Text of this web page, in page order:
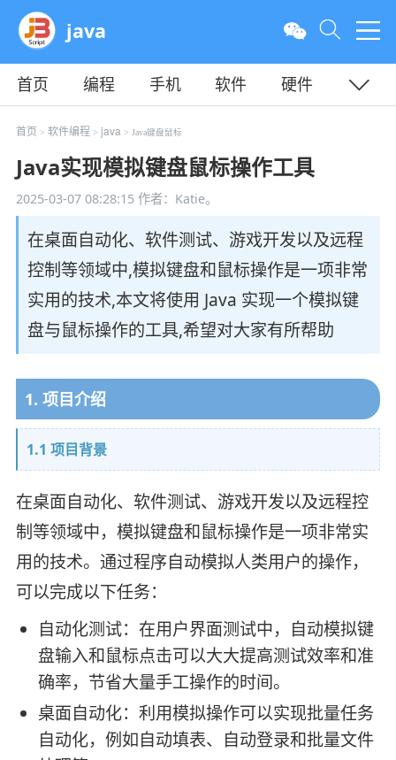
java
首页 编程 手机 软件
硬件
教程
平面 服务器
首页 > 软件编程 > java> Java键盘鼠标
Java实现模拟键盘鼠标操作工具
2025-03-07 08:28:15作者：Katie。
在桌面自动化、软件测试、游戏开发以及远程
控制等领域中,模拟键盘和鼠标操作是一项非常
实用的技术,本文将使用 Java 实现一个模拟键
盘与鼠标操作的工具,希望对大家有所帮助
1. 项目介绍
1.1 项目背景
在桌面自动化、软件测试、游戏开发以及远程控
制等领域中，模拟键盘和鼠标操作是一项非常实
用的技术。通过程序自动模拟人类用户的操作，
可以完成以下任务：
自动化测试：在用户界面测试中，自动模拟键
盘输入和鼠标点击可以大大提高测试效率和准
确率，节省大量手工操作的时间。
桌面自动化：利用模拟操作可以实现批量任务
自动化，例如自动填表、自动登录和批量文件